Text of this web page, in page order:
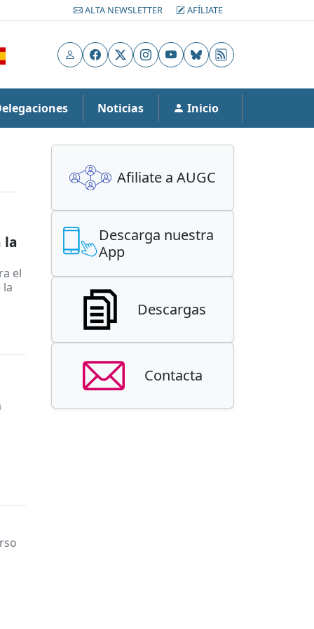
ALTA NEWSLETTER AFÍLIATE
UsuarioFacebook
X Instagram
YouTubeBluesky
RSS
Noticias Inicio
la
el
la
Afiliate a AUGC
Descarga nuestra
App
Descargas
Contacta